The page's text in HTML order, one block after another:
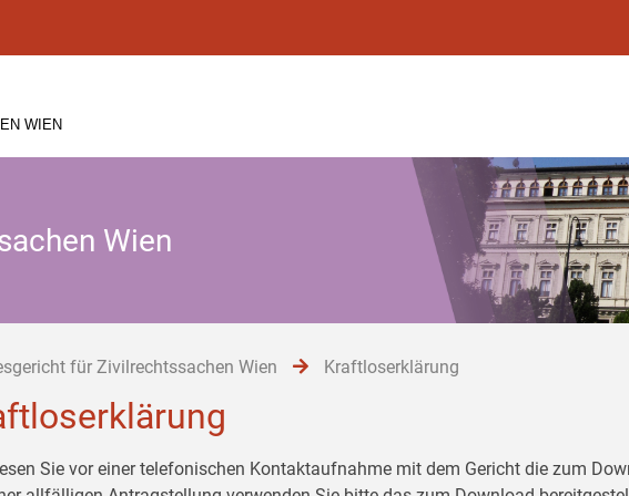
WIEN
Wien
für Zivilrechtssachen Wien Kraftloserklärung
Sie vor einer telefonischen Kontaktaufnahme mit dem Gericht die zum